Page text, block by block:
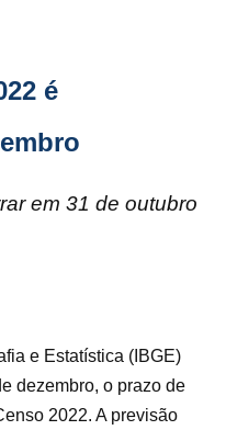
é
em 31 de outubro
e Estatística (IBGE)
dezembro, o prazo de
2022. A previsão